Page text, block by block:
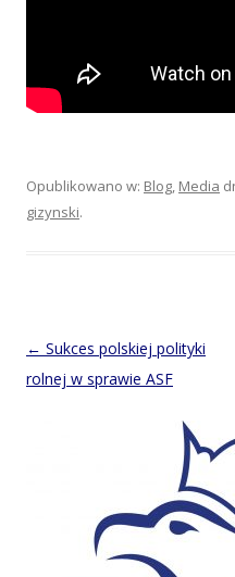
Opublikowano w: Blog, Media
gizynski.
Post
navigation
← Sukces polskiej polityki
rolnej w sprawie ASF